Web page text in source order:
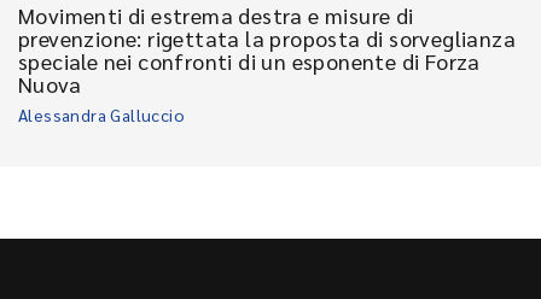
Movimenti di estrema destra e misure di
prevenzione: rigettata la proposta di sorveglianza
speciale nei confronti di un esponente di Forza
Nuova
Alessandra Galluccio